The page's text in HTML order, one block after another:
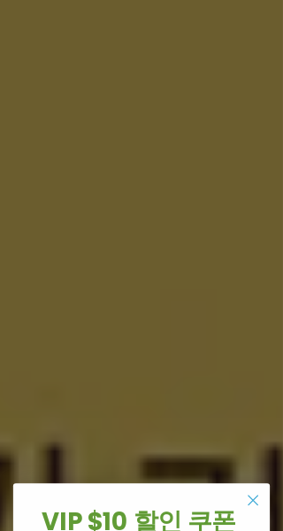
VIP $10 할인 쿠폰